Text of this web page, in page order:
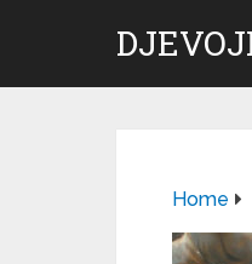
Home